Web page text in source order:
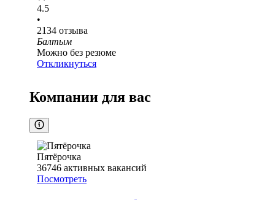
4.5
•
2134 отзыва
Балтым
Можно без резюме
Откликнуться
Компании для вас
Пятёрочка
36746 активных вакансий
Посмотреть